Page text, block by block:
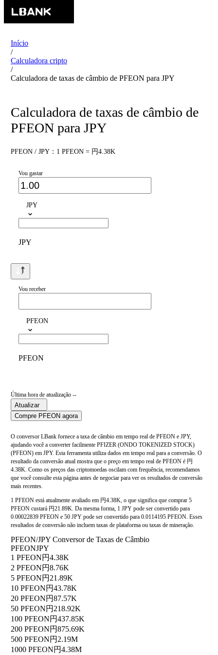
Início
/
Calculadora cripto
/
Calculadora de taxas de câmbio de PFEON para JPY
Calculadora de taxas de câmbio de
PFEON para JPY
PFEON / JPY：1 PFEON = 円4.38K
Vou gastar
JPY
JPY
Vou receber
PFEON
PFEON
Última hora de atualização --
Atualizar
Compre PFEON agora
O conversor LBank fornece a taxa de câmbio em tempo real de PFEON e JPY,
ajudando você a converter facilmente PFIZER (ONDO TOKENIZED STOCK)
(PFEON) em JPY. Esta ferramenta utiliza dados em tempo real para a conversão. O
resultado da conversão atual mostra que o preço em tempo real de PFEON é 円
4.38K. Como os preços das criptomoedas oscilam com frequência, recomendamos
que você consulte esta página antes de negociar para ver os resultados de conversão
mais recentes.
1 PFEON está atualmente avaliado em 円4.38K, o que significa que comprar 5
PFEON custará 円21.89K. Da mesma forma, 1 JPY pode ser convertido para
0.00022839 PFEON e 50 JPY pode ser convertido para 0.0114195 PFEON. Esses
resultados de conversão não incluem taxas de plataforma ou taxas de mineração.
PFEON/JPY Conversor de Taxas de Câmbio
PFEONJPY
1 PFEON円4.38K
2 PFEON円8.76K
5 PFEON円21.89K
10 PFEON円43.78K
20 PFEON円87.57K
50 PFEON円218.92K
100 PFEON円437.85K
200 PFEON円875.69K
500 PFEON円2.19M
1000 PFEON円4.38M